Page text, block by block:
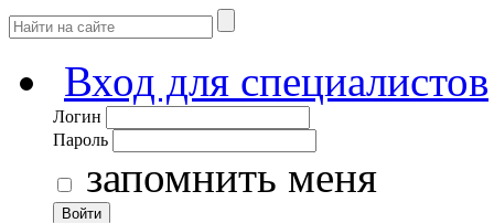
Вход для специалистов
Логин
Пароль
запомнить меня
Войти